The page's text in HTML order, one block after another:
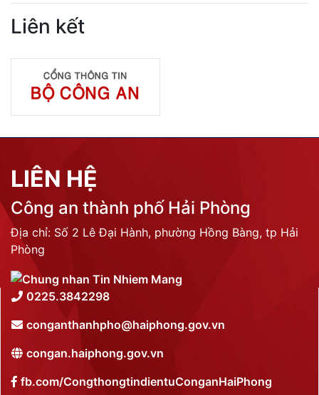
Liên kết
LIÊN HỆ
Công an thành phố Hải Phòng
Địa chỉ: Số 2 Lê Đại Hành, phường Hồng Bàng, tp Hải
Phòng
0225.3842298
conganthanhpho@haiphong.gov.vn
congan.haiphong.gov.vn
fb.com/CongthongtindientuConganHaiPhong